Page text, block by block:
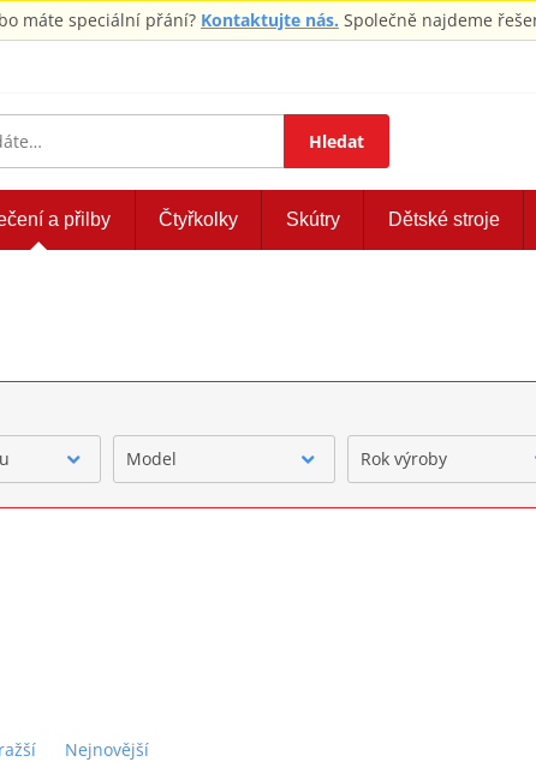
máte speciální přání? Kontaktujte nás. Společně najdeme
Hledat
a přilby Čtyřkolky Skútry Dětské stroje
Model Rok výroby
Nejnovější